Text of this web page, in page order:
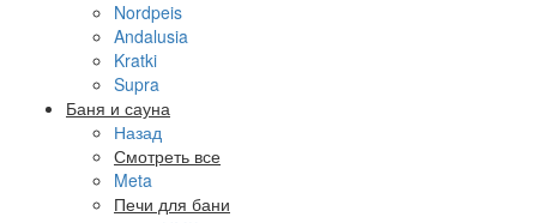
Nordpeis
Andalusia
Kratki
Supra
Баня и сауна
Назад
Смотреть все
Meta
Печи для бани